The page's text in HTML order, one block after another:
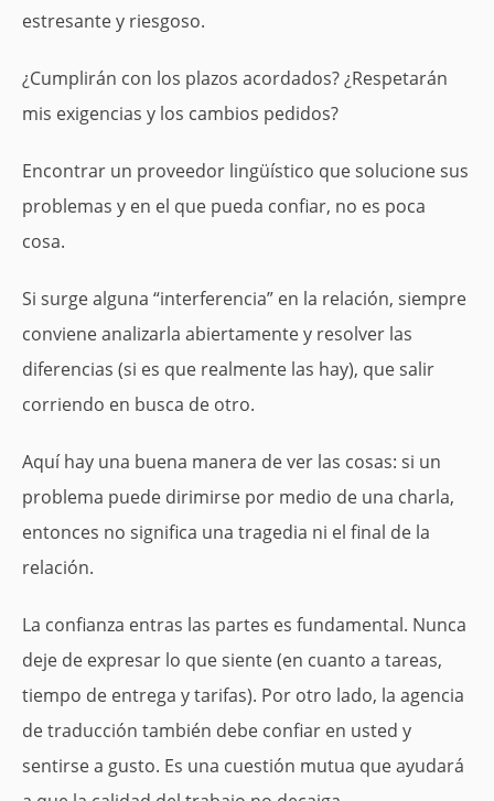
estresante y riesgoso.
¿Cumplirán con los plazos acordados? ¿Respetarán
mis exigencias y los cambios pedidos?
Encontrar un proveedor lingüístico que solucione sus
problemas y en el que pueda confiar, no es poca
cosa.
Si surge alguna “interferencia” en la relación, siempre
conviene analizarla abiertamente y resolver las
diferencias (si es que realmente las hay), que salir
corriendo en busca de otro.
Aquí hay una buena manera de ver las cosas: si un
problema puede dirimirse por medio de una charla,
entonces no significa una tragedia ni el final de la
relación.
La confianza entras las partes es fundamental. Nunca
deje de expresar lo que siente (en cuanto a tareas,
tiempo de entrega y tarifas). Por otro lado, la agencia
de traducción también debe confiar en usted y
sentirse a gusto. Es una cuestión mutua que ayudará